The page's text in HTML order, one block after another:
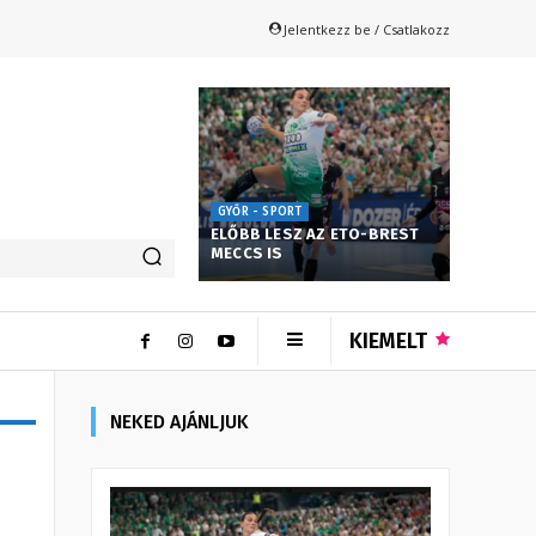
Jelentkezz be / Csatlakozz
GYŐR - SPORT
ELŐBB LESZ AZ ETO-BREST
MECCS IS
KIEMELT
NEKED AJÁNLJUK